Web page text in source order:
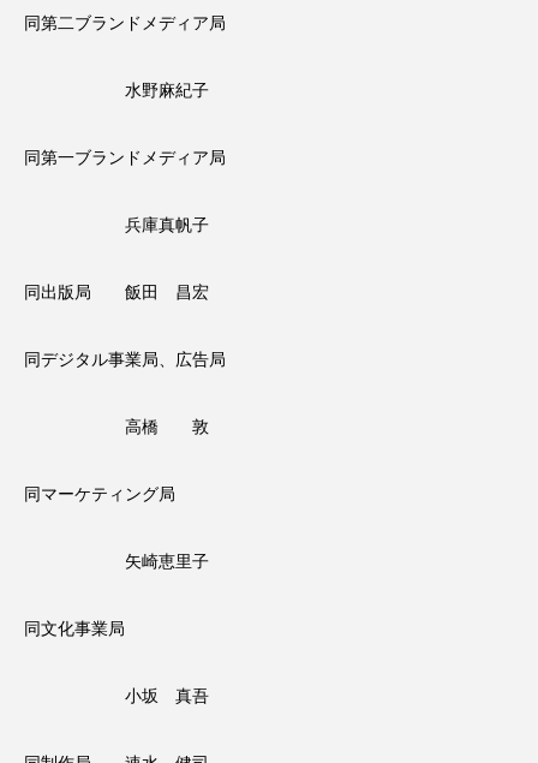
同第二ブランドメディア局
水野麻紀子
同第一ブランドメディア局
兵庫真帆子
同出版局 飯田 昌宏
同デジタル事業局、広告局
高橋 敦
同マーケティング局
矢崎恵里子
同文化事業局
小坂 真吾